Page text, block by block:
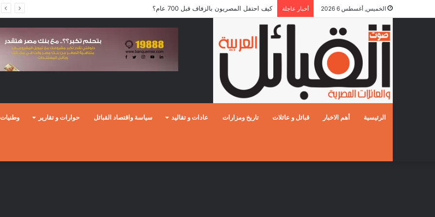
الخميس, أغسطس 6 2026 أخبار عاجلة كيف احتفل المصريون بالزفاف قبل 700 عام؟
الرئيسية أهم الاخبار قبائل و عائلات تاريخ ومزارات عادات و تقاليد سياسة واقتصاد القبائل حوارات و تقارير وطنيات